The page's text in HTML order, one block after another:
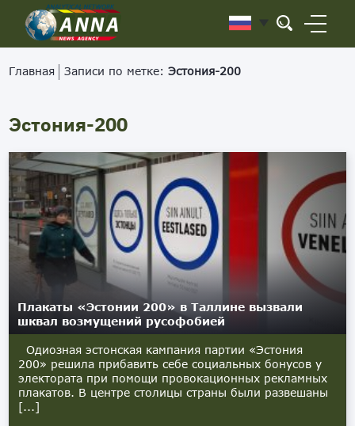
Главная Записи по метке:Эстония-200
Эстония-200
Плакаты «Эстонии 200» в Таллине вызвали
шквал возмущений русофобией
Одиозная эстонская кампания партии «Эстония
200» решила прибавить себе социальных бонусов у
электората при помощи провокационных рекламных
плакатов. В центре столицы страны были развешаны
[...]